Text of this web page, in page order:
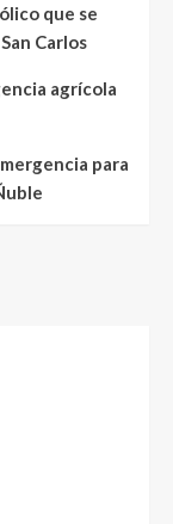
que se
Carlos
agrícola
para